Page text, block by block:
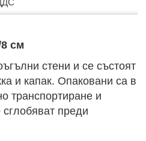
см
стени и се състоят
и капак. Опаковани са в
транспортиране и
преди